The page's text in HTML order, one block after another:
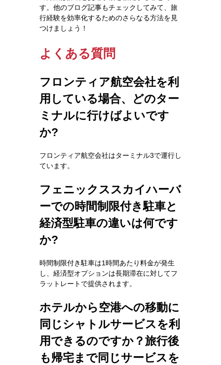
す。他のブログ記事もチェックしてみて、旅
行経験を効率化するためのさらなる方法を見
つけましょう！
よくある質問
フロンティア航空会社を利
用している場合、どのター
ミナルに行けばよいです
か?
フロンティア航空会社はターミナル3で運行し
ています。
フェニックススカイハーバ
ーでの時間制限付き駐車と
経済型駐車の違いは何です
か?
時間制限付き駐車は1時間あたり料金が発生
し、経済型オプションは長期滞在に対してフ
ラットレートで提供されます。
ホテルから空港への移動に
同じシャトルサービスを利
用できるのですか？旅行後
も帰宅まで同じサービスを